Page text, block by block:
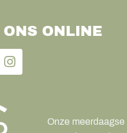
ONLINE
Onze meerdaagse